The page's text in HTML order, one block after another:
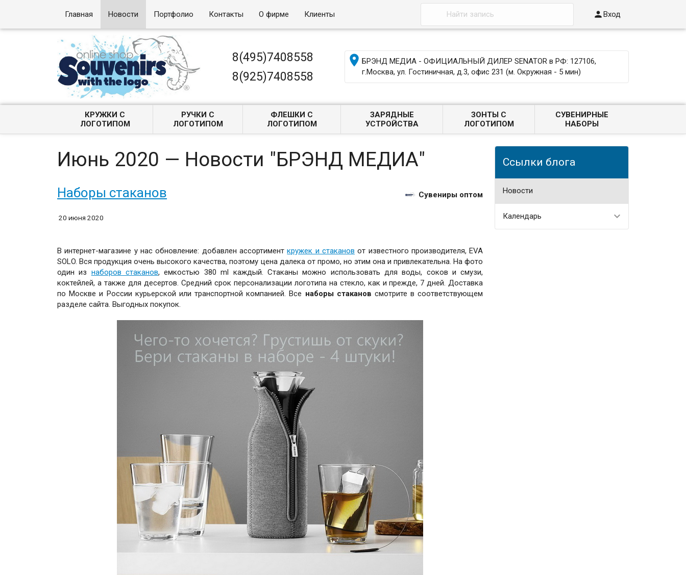
Главная Новости Портфолио Контакты О фирме Клиенты Вход
8(495)7408558
8(925)7408558
БРЭНД МЕДИА - ОФИЦИАЛЬНЫЙ ДИЛЕР SENATOR в РФ: 127106,
г.Москва, ул. Гостиничная, д.3, офис 231 (м. Окружная - 5 мин)
КРУЖКИ С
ЛОГОТИПОМ
РУЧКИ С
ЛОГОТИПОМ
ФЛЕШКИ С
ЛОГОТИПОМ
ЗАРЯДНЫЕ
УСТРОЙСТВА
ЗОНТЫ С
ЛОГОТИПОМ
СУВЕНИРНЫЕ
НАБОРЫ
Ссылки блога
Новости
Календарь
Июнь 2020 — Новости "БРЭНД МЕДИА"
Наборы стаканов Сувениры оптом
20 июня 2020
В интернет-магазине у нас обновление: добавлен ассортименткружек и стаканов от известного производителя, EVA
SOLO. Вся продукция очень высокого качества, поэтому цена далека от промо, но этим она и привлекательна. На фото
один из наборов стаканов, емкостью 380 ml каждый. Стаканы можно использовать для воды, соков и смузи,
коктейлей, а также для десертов. Средний срок персонализации логотипа на стекло, как и прежде, 7 дней. Доставка
по Москве и России курьерской или транспортной компанией. Все наборы стаканов смотрите в соответствующем
разделе сайта. Выгодных покупок.